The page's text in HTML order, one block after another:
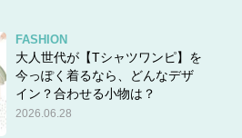
FASHION
大人世代が【Tシャツワンピ】を
今っぽく着るなら、どんなデザ
イン？合わせる小物は？
2026.06.28